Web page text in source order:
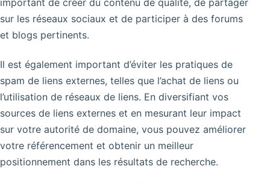
important de créer du contenu de qualité, de partager
sur les réseaux sociaux et de participer à des forums
et blogs pertinents.
Il est également important d’éviter les pratiques de
spam de liens externes, telles que l’achat de liens ou
l’utilisation de réseaux de liens. En diversifiant vos
sources de liens externes et en mesurant leur impact
sur votre autorité de domaine, vous pouvez améliorer
votre référencement et obtenir un meilleur
positionnement dans les résultats de recherche.